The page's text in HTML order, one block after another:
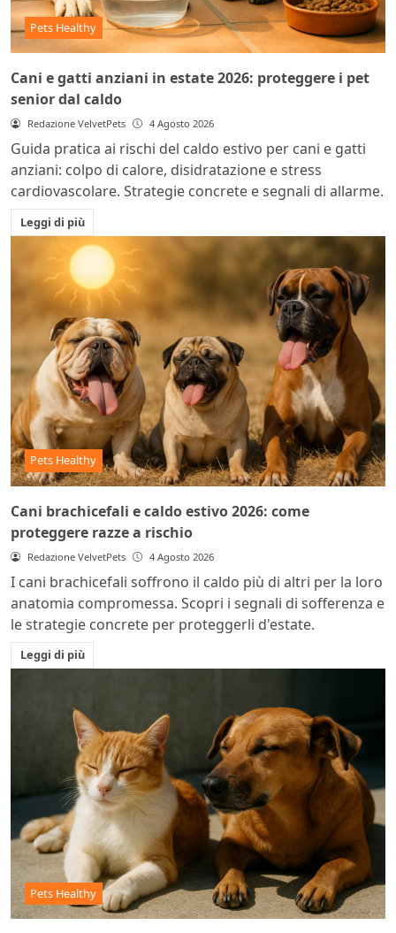
Pets Healthy
Cani e gatti anziani in estate 2026: proteggere i pet
senior dal caldo
Redazione VelvetPets 4 Agosto 2026
Guida pratica ai rischi del caldo estivo per cani e gatti
anziani: colpo di calore, disidratazione e stress
cardiovascolare. Strategie concrete e segnali di allarme.
Leggi di più
Pets Healthy
Cani brachicefali e caldo estivo 2026: come
proteggere razze a rischio
Redazione VelvetPets 4 Agosto 2026
I cani brachicefali soffrono il caldo più di altri per la loro
anatomia compromessa. Scopri i segnali di sofferenza e
le strategie concrete per proteggerli d'estate.
Leggi di più
Pets Healthy